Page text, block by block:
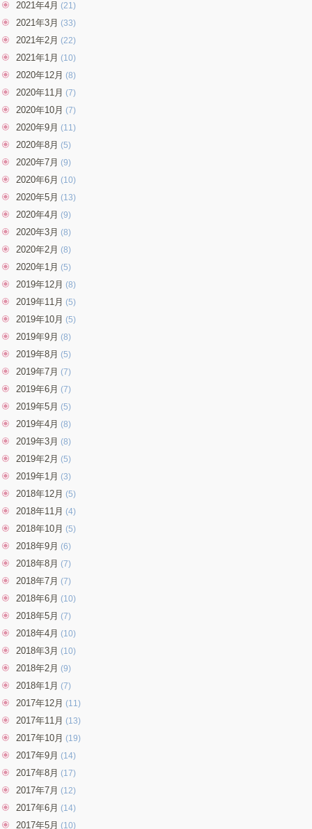
2021年4月 (21)
2021年3月 (33)
2021年2月 (22)
2021年1月 (10)
2020年12月 (8)
2020年11月 (7)
2020年10月 (7)
2020年9月 (11)
2020年8月 (5)
2020年7月 (9)
2020年6月 (10)
2020年5月 (13)
2020年4月 (9)
2020年3月 (8)
2020年2月 (8)
2020年1月 (5)
2019年12月 (8)
2019年11月 (5)
2019年10月 (5)
2019年9月 (8)
2019年8月 (5)
2019年7月 (7)
2019年6月 (7)
2019年5月 (5)
2019年4月 (8)
2019年3月 (8)
2019年2月 (5)
2019年1月 (3)
2018年12月 (5)
2018年11月 (4)
2018年10月 (5)
2018年9月 (6)
2018年8月 (7)
2018年7月 (7)
2018年6月 (10)
2018年5月 (7)
2018年4月 (10)
2018年3月 (10)
2018年2月 (9)
2018年1月 (7)
2017年12月 (11)
2017年11月 (13)
2017年10月 (19)
2017年9月 (14)
2017年8月 (17)
2017年7月 (12)
2017年6月 (14)
2017年5月 (10)